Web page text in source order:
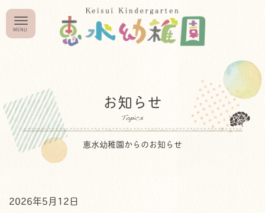
お知らせ
恵水幼稚園からのお知らせ
2026年5月12日